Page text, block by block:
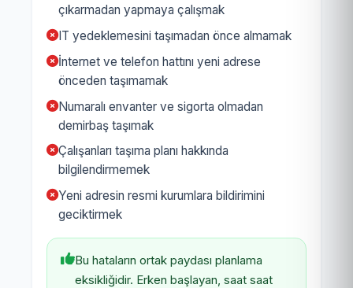
çıkarmadan yapmaya çalışmak
IT yedeklemesini taşımadan önce almamak
İnternet ve telefon hattını yeni adrese
önceden taşımamak
Numaralı envanter ve sigorta olmadan
demirbaş taşımak
Çalışanları taşıma planı hakkında
bilgilendirmemek
Yeni adresin resmi kurumlara bildirimini
geciktirmek
Bu hataların ortak paydası planlama
eksikliğidir. Erken başlayan, saat saat